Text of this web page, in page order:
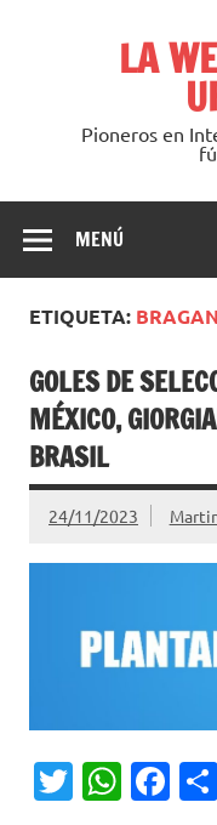
LA
Pioneros en
MENÚ
ETIQUETA:
GOLES DE
MÉXICO,
BRASIL
24/11/2023
T
W Fa